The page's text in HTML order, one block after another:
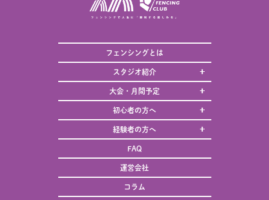
フェンシングとは
スタジオ紹介
大会・月間予定
初心者の方へ
経験者の方へ
FAQ
運営会社
コラム